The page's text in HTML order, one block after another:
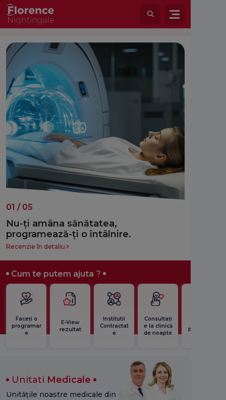
01 / 05
Nu-ți amâna sănătatea,
programează-ți o întâlnire.
Recenzie în detaliu
Cum te putem ajuta ?
Faceți o
programar
e
E-View
rezultat
Institutii
Contractat
e
Consultați
e la clinică
de noapte
preoperat
Unitati Medicale
Unitățile noastre medicale din